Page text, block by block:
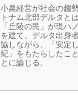
小農経営が社会の趨
トナム北部デルタと
「丘陵の民」が現ハ
を建て、デルタ出身
協しながら、「安定
紀」をもたらしたこ
とに論じる。